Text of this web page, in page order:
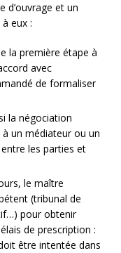
d’ouvrage et un
eux :
la première étape à
avec
de formaliser
la négociation
un médiateur ou un
les parties et
le maître
(tribunal de
pour obtenir
de prescription :
être intentée dans